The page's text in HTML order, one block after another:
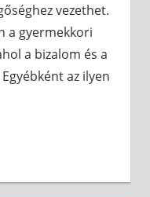
vezethet.
a gyermekkori
a bizalom és a
az ilyen